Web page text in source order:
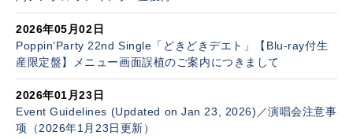
2026年05月02日
Poppin’Party 22nd Single「どきどきデエト」【Blu-ray付生
産限定盤】メニュー画面誤植のご案内につきまして
2026年01月23日
Event Guidelines (Updated on Jan 23, 2026)／演唱会注意事
项（2026年1月23日更新）